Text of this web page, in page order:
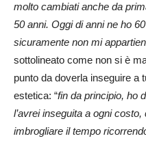
molto cambiati anche da
50 anni. Oggi di anni ne ho
sicuramente non mi
sottolineato come non si è
punto da doverla inseguire a
estetica: “fin da principio, ho
l’avrei inseguita a ogni
imbrogliare il tempo